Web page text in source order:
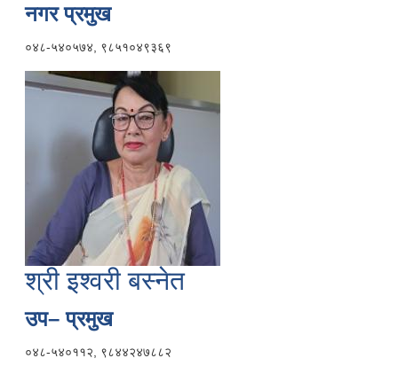
नगर प्रमुख
०४८-५४०५७४, ९८५१०४९३६९
श्री इश्वरी बस्नेत
उप– प्रमुख
०४८-५४०११२, ९८४४२४७८८२